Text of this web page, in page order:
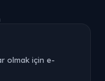
olmak için e-